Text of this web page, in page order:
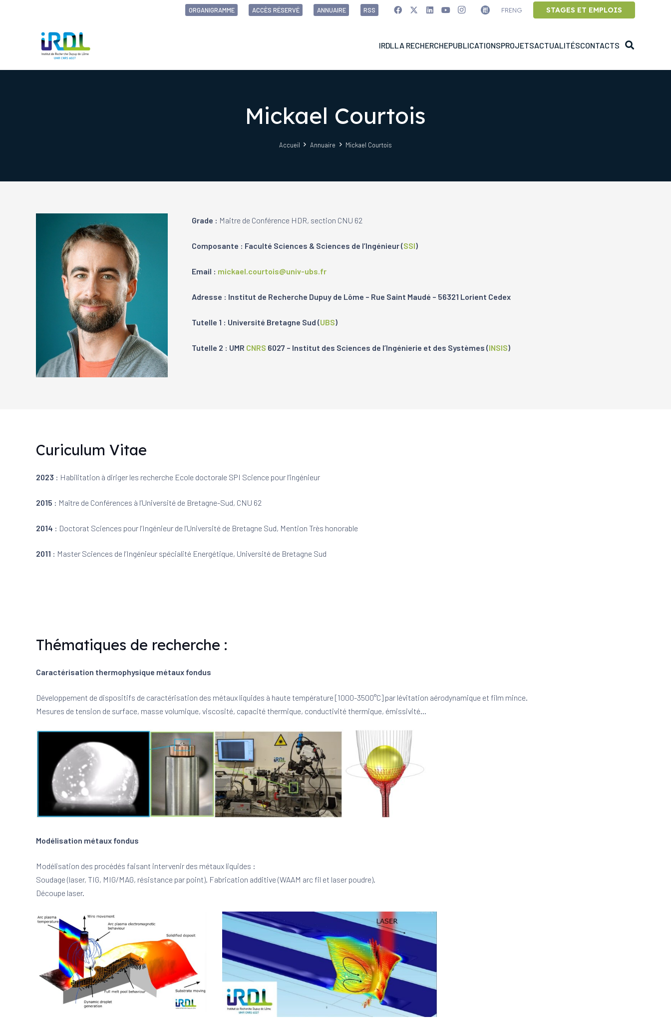
ORGANIGRAMME ACCÈS RÉSERVÉ ANNUAIRE RSS FRENG STAGES ET EMPLOIS
IRDL LA RECHERCHEPUBLICATIONSPROJETSACTUALITÉSCONTACTS
Mickael Courtois
Accueil Annuaire Mickael Courtois
Grade : Maitre de Conférence HDR, section CNU 62
Composante : Faculté Sciences & Sciences de l’Ingénieur (SSI)
Email : mickael.courtois@univ-ubs.fr
Adresse : Institut de Recherche Dupuy de Lôme – Rue Saint Maudé – 56321 Lorient Cedex
Tutelle 1 : Université Bretagne Sud (UBS)
Tutelle 2 : UMR CNRS 6027 – Institut des Sciences de l’Ingénierie et des Systèmes (INSIS)
Curiculum Vitae
2023 : Habilitation à diriger les recherche Ecole doctorale SPI Science pour l’ingénieur
2015 : Maître de Conférences à l’Université de Bretagne-Sud, CNU 62
2014 : Doctorat Sciences pour l’Ingénieur de l’Université de Bretagne Sud, Mention Très honorable
2011 : Master Sciences de l’Ingénieur spécialité Energétique, Université de Bretagne Sud
Thématiques de recherche :
Caractérisation thermophysique métaux fondus
Développement de dispositifs de caractérisation des métaux liquides à haute température [1000-3500°C] par lévitation aérodynamique et film mince.
Mesures de tension de surface, masse volumique, viscosité, capacité thermique, conductivité thermique, émissivité…
Modélisation métaux fondus
Modélisation des procédés faisant intervenir des métaux liquides :
Soudage (laser, TIG, MIG/MAG, résistance par point). Fabrication additive (WAAM arc fil et laser poudre).
Découpe laser.